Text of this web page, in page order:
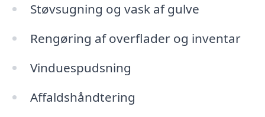
Støvsugning og vask af gulve
Rengøring af overflader og inventar
Vinduespudsning
Affaldshåndtering